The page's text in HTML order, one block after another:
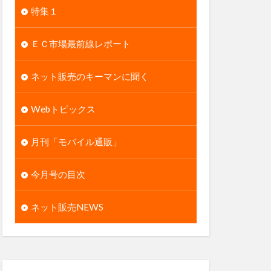
特集１
ＥＣ市場最前線レポート
ネット販売のキーマンに聞く
Webトピックス
月刊「モバイル通販」
今月号の目次
ネット販売NEWS